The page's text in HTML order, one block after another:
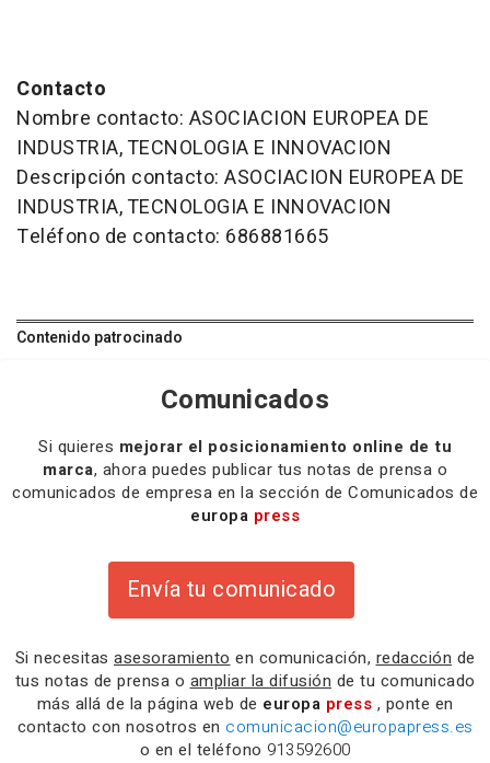
Contacto
Nombre contacto: ASOCIACION EUROPEA DE
INDUSTRIA, TECNOLOGIA E INNOVACION
Descripción contacto: ASOCIACION EUROPEA DE
INDUSTRIA, TECNOLOGIA E INNOVACION
Teléfono de contacto: 686881665
Contenido patrocinado
Comunicados
Si quieres mejorar el posicionamiento online de tu
marca, ahora puedes publicar tus notas de prensa o
comunicados de empresa en la sección de Comunicados de
europa press
Envía tu comunicado
Si necesitas asesoramiento en comunicación, redacción de
tus notas de prensa o ampliar la difusión de tu comunicado
más allá de la página web de europa press , ponte en
contacto con nosotros en comunicacion@europapress.es
o en el teléfono 913592600